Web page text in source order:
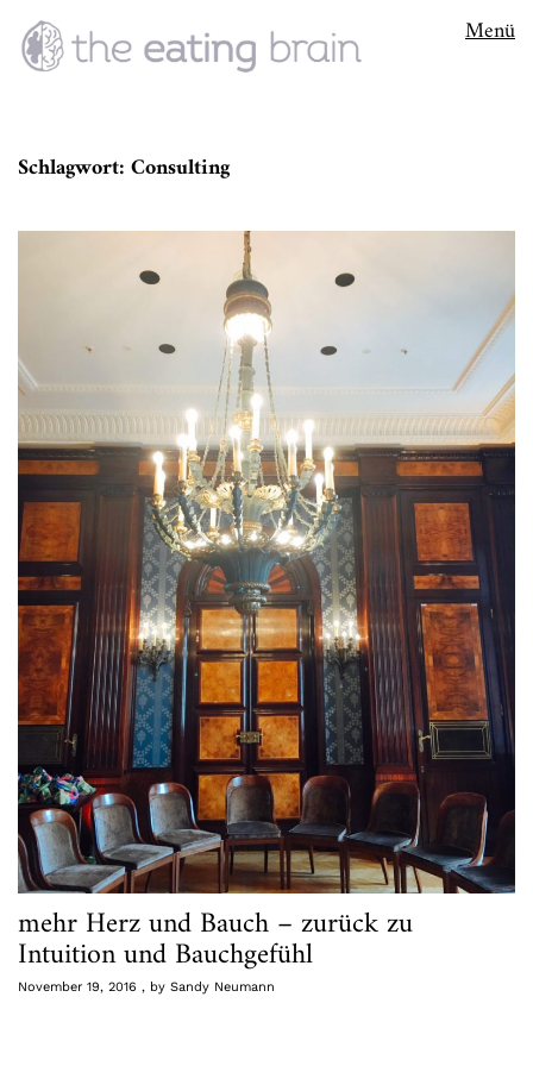
Menü
Schlagwort:Consulting
mehr Herz und Bauch – zurück zu
Intuition und Bauchgefühl
November 19, 2016 by Sandy Neumann